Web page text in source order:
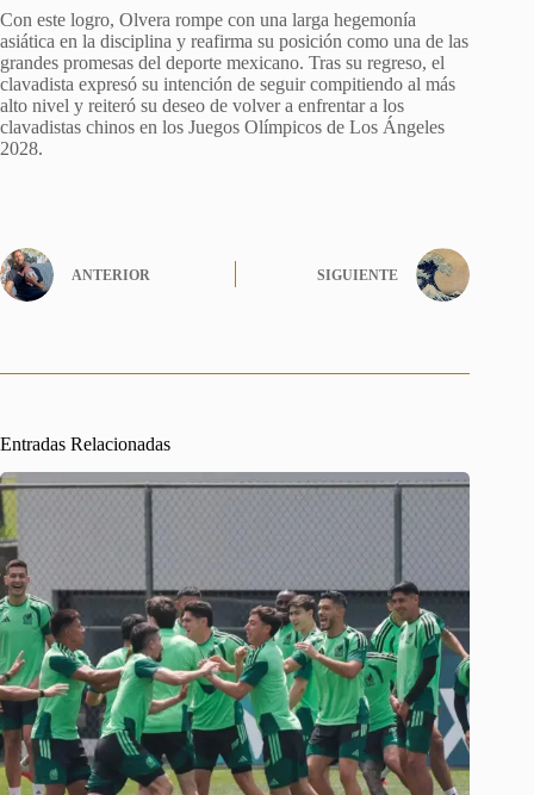
Con este logro, Olvera rompe con una larga hegemonía
asiática en la disciplina y reafirma su posición como una de las
grandes promesas del deporte mexicano. Tras su regreso, el
clavadista expresó su intención de seguir compitiendo al más
alto nivel y reiteró su deseo de volver a enfrentar a los
clavadistas chinos en los Juegos Olímpicos de Los Ángeles
2028.
ANTERIOR SIGUIENTE
Entradas Relacionadas